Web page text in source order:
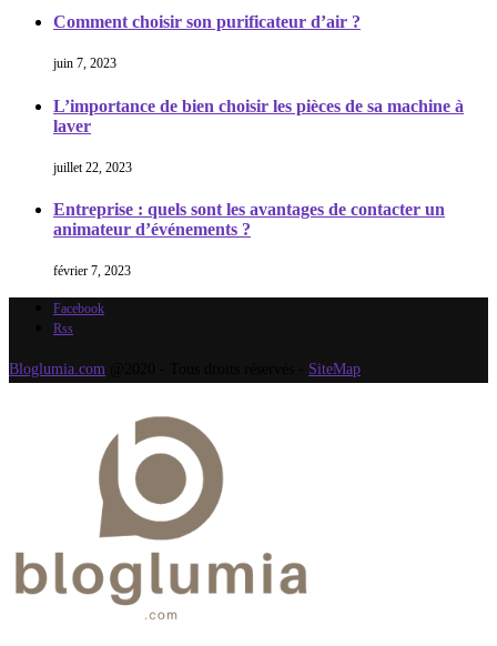
Comment choisir son purificateur d’air ?
juin 7, 2023
L’importance de bien choisir les pièces de sa machine à
laver
juillet 22, 2023
Entreprise : quels sont les avantages de contacter un
animateur d’événements ?
février 7, 2023
Facebook
Rss
Bloglumia.com SiteMap